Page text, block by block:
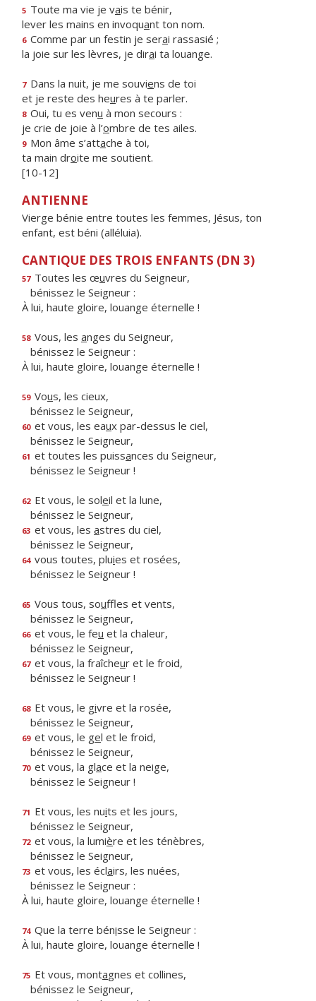
5 Toute ma vie je vais te bénir,
lever les mains en invoquant ton nom.
6 Comme par un festin je serai rassasié ;
la joie sur les lèvres, je dirai ta louange.
7 Dans la nuit, je me souviens de toi
et je reste des heures à te parler.
8 Oui, tu es venu à mon secours :
je crie de joie à l’ombre de tes ailes.
9 Mon âme s’attache à toi,
ta main droite me soutient.
[10-12]
ANTIENNE
Vierge bénie entre toutes les femmes, Jésus, ton
enfant, est béni (alléluia).
CANTIQUE DES TROIS ENFANTS (DN 3)
57 Toutes les œuvres du Seigneur,
bénissez le Seigneur :
À lui, haute gloire, louange éternelle !
58 Vous, les anges du Seigneur,
bénissez le Seigneur :
À lui, haute gloire, louange éternelle !
59 Vous, les cieux,
bénissez le Seigneur,
60 et vous, les eaux par-dessus le ciel,
bénissez le Seigneur,
61 et toutes les puissances du Seigneur,
bénissez le Seigneur !
62 Et vous, le soleil et la lune,
bénissez le Seigneur,
63 et vous, les astres du ciel,
bénissez le Seigneur,
64 vous toutes, pluies et rosées,
bénissez le Seigneur !
65 Vous tous, souffles et vents,
bénissez le Seigneur,
66 et vous, le feu et la chaleur,
bénissez le Seigneur,
67 et vous, la fraîcheur et le froid,
bénissez le Seigneur !
68 Et vous, le givre et la rosée,
bénissez le Seigneur,
69 et vous, le gel et le froid,
bénissez le Seigneur,
70 et vous, la glace et la neige,
bénissez le Seigneur !
71 Et vous, les nuits et les jours,
bénissez le Seigneur,
72 et vous, la lumière et les ténèbres,
bénissez le Seigneur,
73 et vous, les éclairs, les nuées,
bénissez le Seigneur :
À lui, haute gloire, louange éternelle !
74 Que la terre bénisse le Seigneur :
À lui, haute gloire, louange éternelle !
75 Et vous, montagnes et collines,
bénissez le Seigneur,